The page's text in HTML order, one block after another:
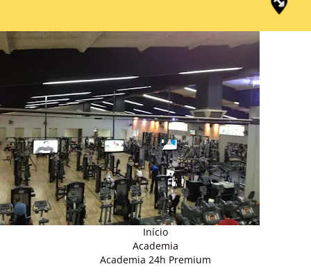
Início
Academia
Academia 24h Premium